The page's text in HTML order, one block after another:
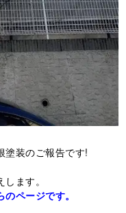
塗装のご報告です!
ます。
ページです。